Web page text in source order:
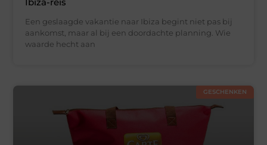
Een geslaagde vakantie naar Ibiza begint niet pas bij
aankomst, maar al bij een doordachte planning. Wie
waarde hecht aan
GESCHENKEN